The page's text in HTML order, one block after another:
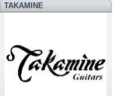
TAKAMINE